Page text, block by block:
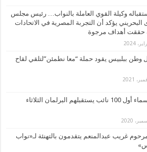
وكيلة القوي العاملة بالنواب… رئيس مجلس
البحريني يؤكد أن التجربة المصرية في الاتحادات
حققت أهداف مرجوة
وطن ببلبيس يقود حملة “معا نطمئن”لتلقي لقاح
ننشر أسماء أول 100 نائب يستقبلهم البرلمان الثلاثاء
غريب عبدالمنعم يتقدمون بالتهنئة لـ«نواب